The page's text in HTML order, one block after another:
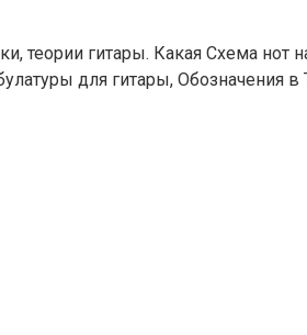
теории гитары. Какая Схема
для гитары, Обозначения в